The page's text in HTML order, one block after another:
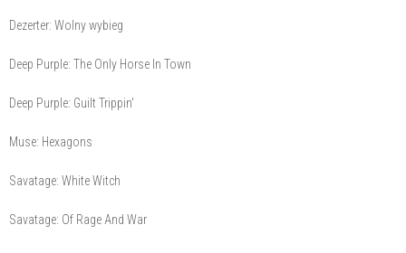
Dezerter: Wolny wybieg
Deep Purple: The Only Horse In Town
Deep Purple: Guilt Trippin'
Muse: Hexagons
Savatage: White Witch
Savatage: Of Rage And War